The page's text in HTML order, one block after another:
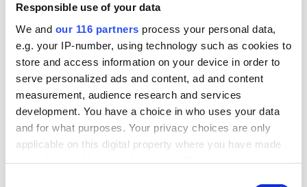
Responsible use of your data
We and our 116 partners process your personal data,
e.g. your IP-number, using technology such as cookies to
store and access information on your device in order to
serve personalized ads and content, ad and content
measurement, audience research and services
development. You have a choice in who uses your data
and for what purposes. Your privacy choices are only
applicable on this digital property where you have made
Gruvindustrins branschorganisation pratar om
”ett steg framåt och två bakåt” när det gäller
riksdagens beslut att likställa
tillståndsprövningen av brytning av uran med
andra metaller. Gruvföretaget District Metals
lovar att fortsätta att lobba för att uranbrytning
ska ske i Sverige.
Lobbying Opinionsbildning Politik